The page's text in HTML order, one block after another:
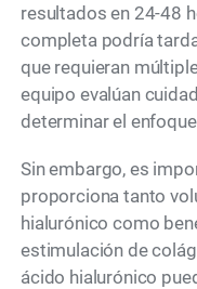
resultados en 24-48
completa podría
que requieran
equipo evalúan
determinar el
Sin embargo, es
proporciona tanto
hialurónico como
estimulación de
ácido hialurónico